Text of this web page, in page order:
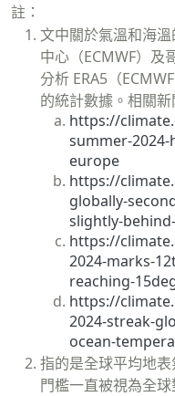
註：
文中關於氣溫和海
中心（ECMWF）及
分析 ERA5（
的統計數據。相關新
https://
summer-
europe
https://
globally-
slightly-
https://
2024-marks-
reaching-
https://
2024-streak-
ocean-
指的是全球平均地
門檻一直被視為全